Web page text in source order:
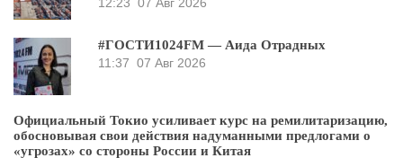
#ГОСТИ1024FM — Аида Отрадных
11:37 07 Авг 2026
Официальный Токио усиливает курс на ремилитаризацию,
обосновывая свои действия надуманными предлогами о
«угрозах» со стороны России и Китая